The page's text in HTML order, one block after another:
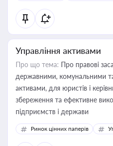
Управління активами
Про що тема: Про правові
державними, комунальними
активами, для юристів і
збереження та ефективне
підприємств і держави
Ринок цінних паперів